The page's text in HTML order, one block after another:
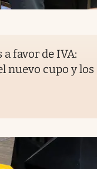
favor de IVA:
nuevo cupo y los